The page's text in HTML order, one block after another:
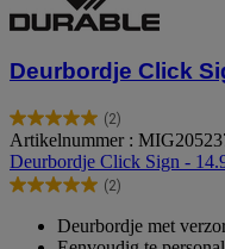
Deurbordje Click
(2)
5.0
van
de
5
Artikelnummer :
Deurbordje Click Sign -
(2)
5.0
Deurbordje met